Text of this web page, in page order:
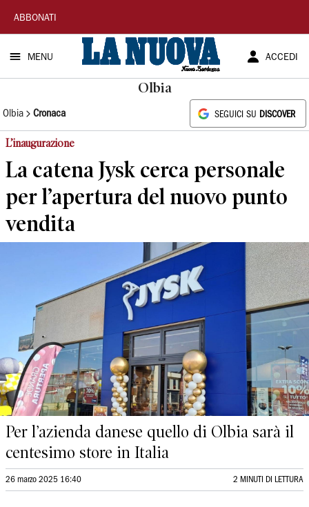
La
Nuova
Sardegna
ABBONATI
MENU ACCEDI
Olbia
Olbia Cronaca SEGUICI SU DISCOVER
L’inaugurazione
La catena Jysk cerca personale
per l’apertura del nuovo punto
vendita
Per l’azienda danese quello di Olbia sarà il
centesimo store in Italia
26 marzo 2025 16:40 2 MINUTI DI LETTURA